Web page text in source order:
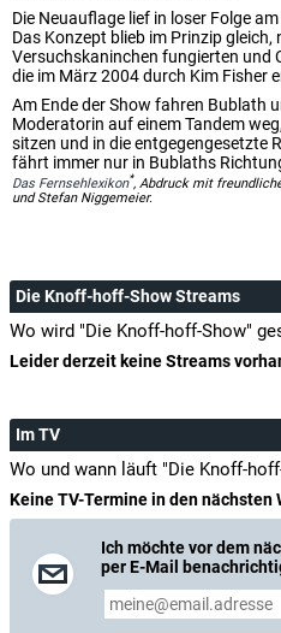
Die Neuauflage lief in loser Folge
Das Konzept blieb im Prinzip
Versuchskaninchen fungierten und
die im März 2004 durch Kim Fisher
Am Ende der Show fahren Bublath
Moderatorin auf einem Tandem
sitzen und in die entgegengesetzte
fährt immer nur in Bublaths
Das Fernsehlexikon*, Abdruck mit
und Stefan Niggemeier.
Die Knoff-hoff-Show Streams
Wo wird "Die Knoff-hoff-Show"
Leider derzeit keine Streams
Im TV
Wo und wann läuft "Die Knoff-
Keine TV-Termine in den nächsten
Ich möchte vor dem
per E-Mail